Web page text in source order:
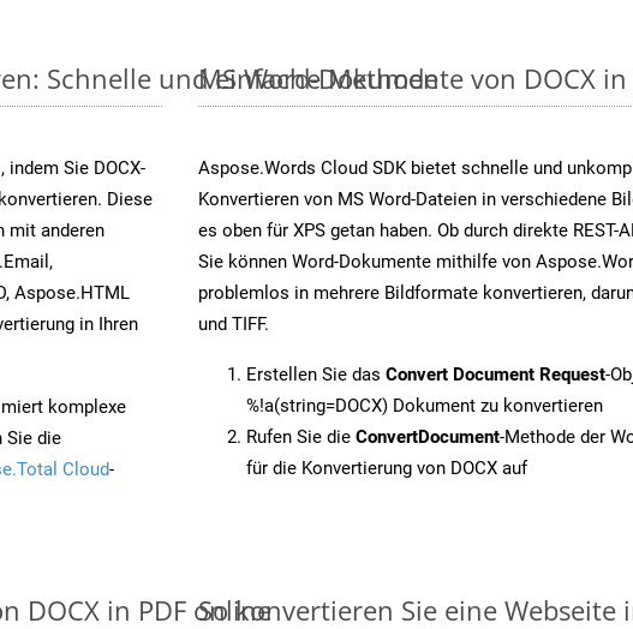
Schnelle und einfache Methode
Sie DOCX-
Diese
mit anderen
Aspose.HTML
in Ihren
komplexe
Sie die
Cloud-
MS Word-Dokumente von DOCX
Aspose.Words Cloud SDK bietet schnelle und
Konvertieren von MS Word-Dateien in verschiedene
es oben für XPS getan haben. Ob durch direkte REST-
Sie können Word-Dokumente mithilfe von
problemlos in mehrere Bildformate konvertieren,
und TIFF.
Erstellen Sie das Convert Document Request-
%!a(string=DOCX) Dokument zu konvertieren
Rufen Sie die ConvertDocument-Methode der
für die Konvertierung von DOCX auf
DOCX in PDF onlineSo konvertieren Sie eine Webseite